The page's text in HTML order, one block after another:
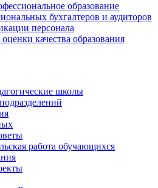
образование
бухгалтеров и аудиторов
персонала
качества образования
школы
работа обучающихся